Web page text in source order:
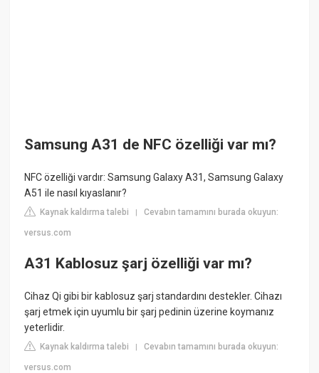
Samsung A31 de NFC özelliği var mı?
NFC özelliği vardır: Samsung Galaxy A31, Samsung Galaxy
A51 ile nasıl kıyaslanır?
Kaynak kaldırma talebi |Cevabın tamamını burada okuyun:
versus.com
A31 Kablosuz şarj özelliği var mı?
Cihaz Qi gibi bir kablosuz şarj standardını destekler. Cihazı
şarj etmek için uyumlu bir şarj pedinin üzerine koymanız
yeterlidir.
Kaynak kaldırma talebi |Cevabın tamamını burada okuyun:
versus.com